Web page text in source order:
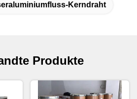
Kerndraht
Produkte